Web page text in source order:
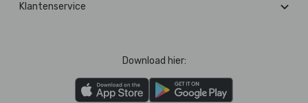
Klantenservice
Download hier: